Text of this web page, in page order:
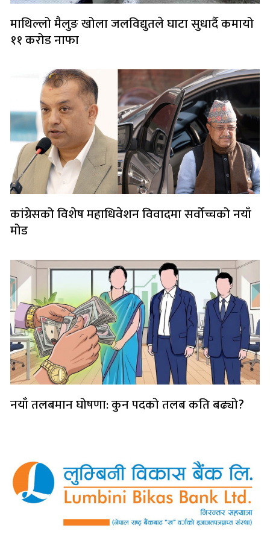
माथिल्लो मैलुङ खोला जलविद्युतले घाटा सुधार्दै कमायो
११ करोड नाफा
कांग्रेसको विशेष महाधिवेशन विवादमा सर्वोच्चको नयाँ
मोड
नयाँ तलबमान घोषणा: कुन पदको तलब कति बढ्यो?